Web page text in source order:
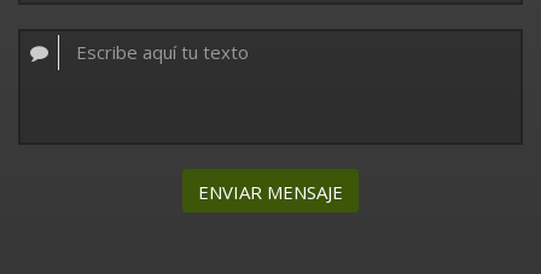
ENVIAR MENSAJE